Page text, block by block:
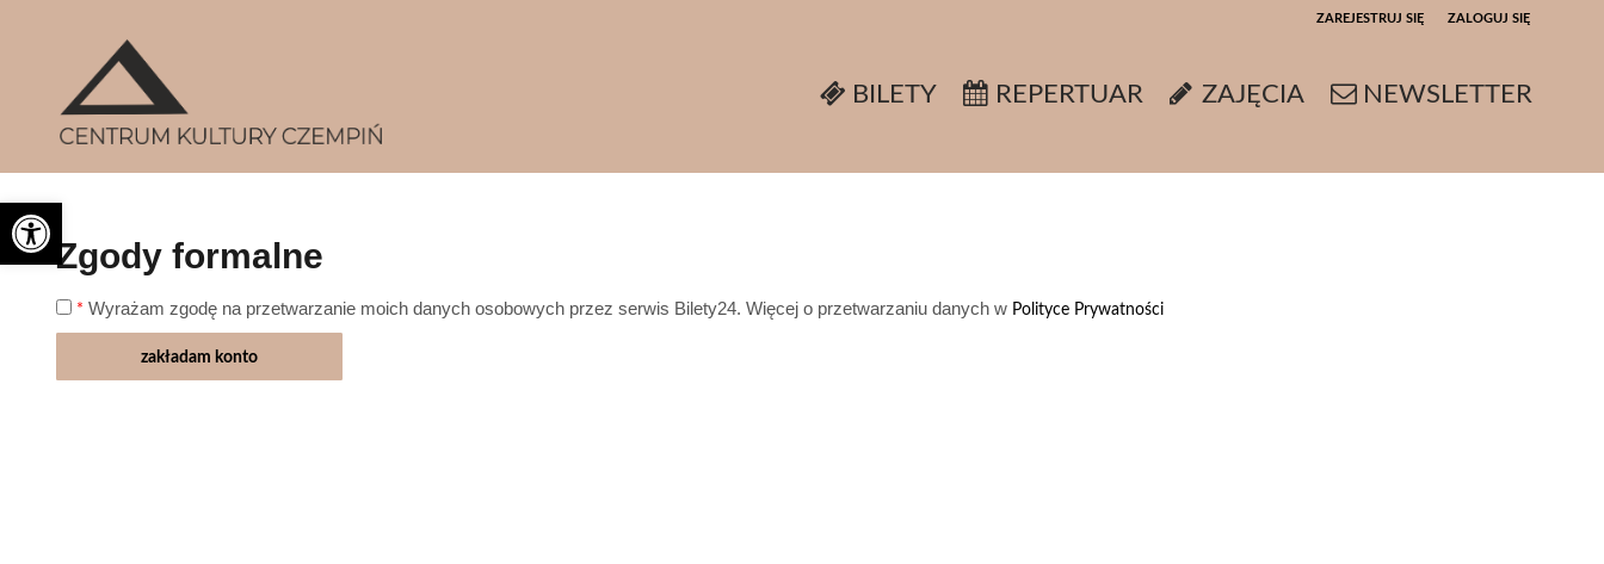
Otwórz pasek narzędzi
'
ZAREJESTRUJ SIĘ ZALOGUJ SIĘ
0,00
BILETY REPERTUAR ZAJĘCIA NEWSLETTER
Zgody formalne
Wyrażam zgodę na przetwarzanie moich danych osobowych przez serwis Bilety24. Więcej o przetwarzaniu danych w Polityce Prywatności